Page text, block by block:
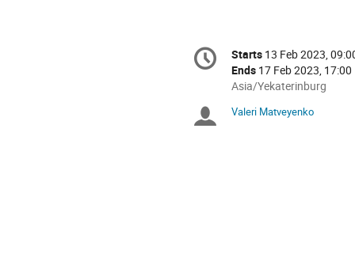
Conference
information
Date/Time
Starts 13 Feb 2023,
Ends 17 Feb 2023, 17:00
All
are
Asia/Yekaterinburg
Chairpersons
Valeri Matveyenko